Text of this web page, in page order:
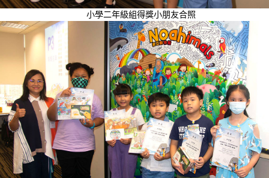
小學二年級組得獎小朋友合照